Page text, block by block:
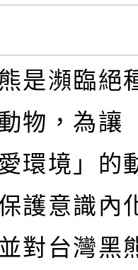
是瀕臨絕
物，為讓
環境」的
護意識內
對台灣黑